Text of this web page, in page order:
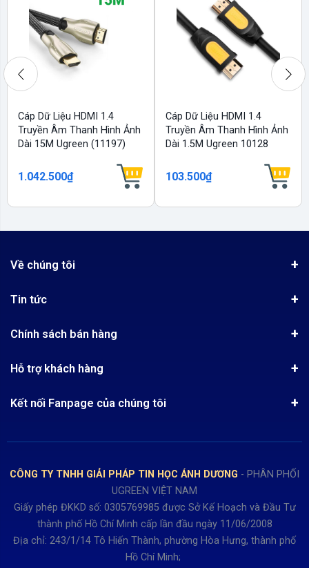
Cáp Dữ Liệu HDMI 1.4
Truyền Âm Thanh Hình Ảnh
Dài 15M Ugreen (11197)
1.042.500₫
Cáp Dữ Liệu HDMI 1.4
Truyền Âm Thanh Hình Ảnh
Dài 1.5M Ugreen 10128
103.500₫
Về chúng tôi
Quy chế hoạt động
Tra cứu đơn hàng
Tin tức
Công nghệ - Sản phẩm mới
Review sản phẩm
Chính sách bán hàng
Chính sách Hủy, Đổi, Trả hàng
Hướng dẫn đăng ký tài khoản
Hỗ trợ khách hàng
Thời gian làm việc từ Thứ 2- Thứ 7
Buổi chiều từ 13h15 đến 17h30
Thứ 7 làm đến 15h30 chiều.
Kết nối Fanpage của chúng tôi
CÔNG TY TNHH GIẢI PHÁP TIN HỌC ÁNH DƯƠNG - PHÂN PHỐI
UGREEN VIỆT NAM
Giấy phép ĐKKD số: 0305769985 được Sở Kế Hoạch và Đầu Tư
thành phố Hồ Chí Minh cấp lần đầu ngày 11/06/2008
Địa chỉ: 243/1/14 Tô Hiến Thành, phường Hòa Hưng, thành phố
Hồ Chí Minh;